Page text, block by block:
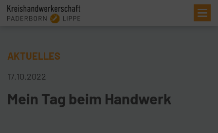
AKTUELLES
17.10.2022
Mein Tag beim Handwerk